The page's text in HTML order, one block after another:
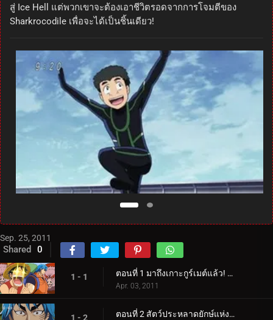
สู่ ​​Ice Hell แต่พวกเขาจะต้องเอาชีวิตรอดจากการโจมตีของ
Sharkrocodile เพื่อจะได้เป็นชิ้นเดียว!
Sep. 25, 2011
Shared 0
1 - 1 ตอนที่ 1 มาถึงเกาะกูร์เมต์แล้ว! นักล่าอาหาร โทริโกะ ปรากฏตัว!
Apr. 03, 2011
1 - 2 ตอนที่ 2 สัตว์ประหลาดยักษ์แห่งดินแดนที่ยังไม่มีใครสำรวจ! โทริโกะ จับตัวการาราเกเตอร์!